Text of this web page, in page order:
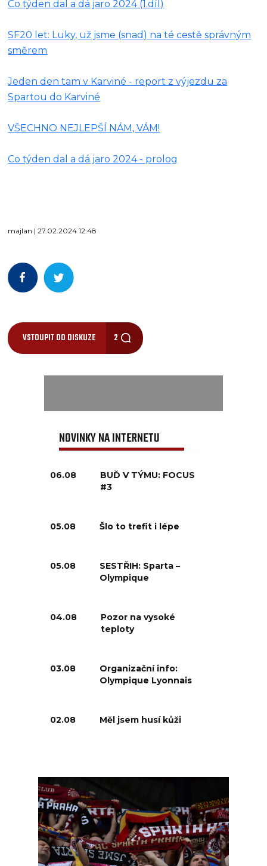
Co týden dal a dá jaro 2024 (1.díl)
SF20 let: Luky, už jsme (snad) na té cestě správným
směrem
Jeden den tam v Karviné - report z výjezdu za
Spartou do Karviné
VŠECHNO NEJLEPŠÍ NÁM, VÁM!
Co týden dal a dá jaro 2024 - prolog
majlan | 27.02.2024 12:48
VSTOUPIT DO DISKUZE 2
NOVINKY NA INTERNETU
06.08
BUĎ V TÝMU: FOCUS
#3
05.08 Šlo to trefit i lépe
05.08
SESTŘIH: Sparta –
Olympique
04.08
Pozor na vysoké
teploty
03.08
Organizační info:
Olympique Lyonnais
02.08 Měl jsem husí kůži